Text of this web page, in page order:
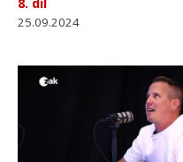
25.09.2024